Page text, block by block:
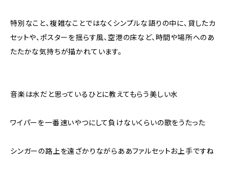
特別なこと、複雑なことではなくシンプルな語りの中に、貸したカ
セットや、ポスターを揺らす風、空港の床など、時間や場所へのあ
たたかな気持ちが描かれています。
音楽は水だと思っているひとに教えてもらう美しい水
ワイパーを一番速いやつにして負けないくらいの歌をうたった
シンガーの路上を遠ざかりながらああファルセットお上手ですね